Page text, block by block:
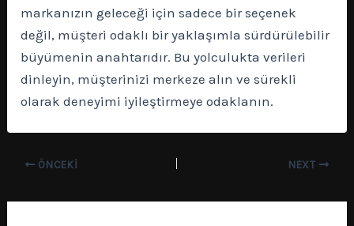
markanızın geleceği için sadece bir seçenek
değil, müşteri odaklı bir yaklaşımla sürdürülebilir
büyümenin anahtarıdır. Bu yolculukta verileri
dinleyin, müşterinizi merkeze alın ve sürekli
olarak deneyimi iyileştirmeye odaklanın.
ÖNCEKI NEXT